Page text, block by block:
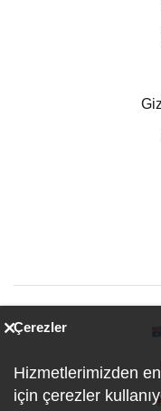
Çerezler
Hizmetlerimizden
için çerezler